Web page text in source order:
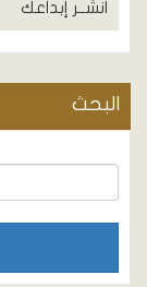
انشــر إبداعك
البحث